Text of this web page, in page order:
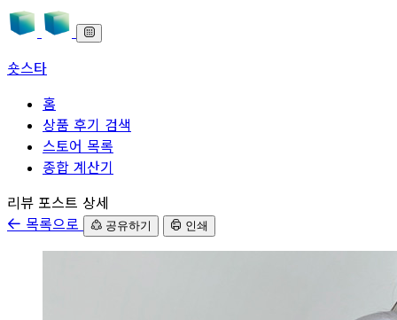
숏스타
홈
상품 후기 검색
스토어 목록
종합 계산기
본문으로 바로가기
리뷰 포스트 상세
목록으로
공유하기 인쇄